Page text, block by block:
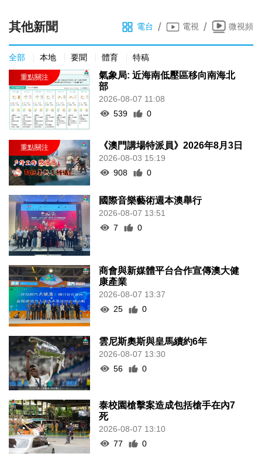
其他新聞 電台 / 電視 / 微視頻
全部 本地 要聞 體育 特稿
氣象局: 近海南低壓區移向南海北
部
2026-08-07 11:08
539
0
《澳門講場特派員》2026年8月3日
2026-08-03 15:19
908
0
國際音樂藝術週本澳舉行
2026-08-07 13:51
7
0
商會與新媒體平台合作宣傳澳大健
康產業
2026-08-07 13:37
25
0
雲尼斯奧斯與皇馬續約6年
2026-08-07 13:30
56
0
泰校園槍擊案造成包括槍手在內7
死
2026-08-07 13:10
77
0